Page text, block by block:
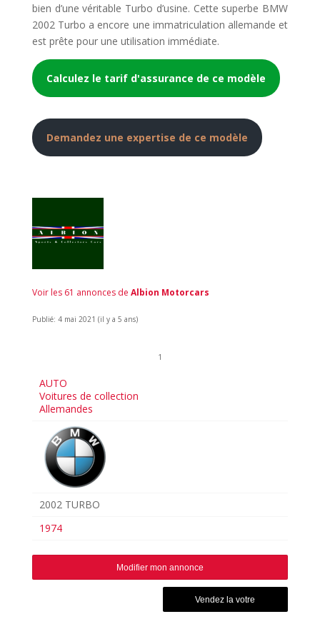
bien d’une véritable Turbo d’usine. Cette superbe BMW
2002 Turbo a encore une immatriculation allemande et
est prête pour une utilisation immédiate.
Calculez le tarif d'assurance de ce modèle
Demandez une expertise de ce modèle
Voir les 61 annonces de Albion Motorcars
Publié: 4 mai 2021 (il y a 5 ans)
1
AUTO
Voitures de collection
Allemandes
2002 TURBO
1974
Modifier mon annonce